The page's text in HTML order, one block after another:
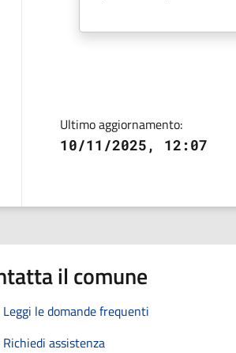
Ultimo aggiornamento:
10/11/2025, 12:07
il comune
Leggi le domande frequenti
Richiedi assistenza